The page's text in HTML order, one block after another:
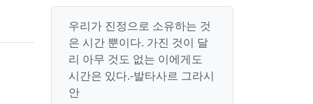
우리가 진정으로 소유하는 것
은 시간 뿐이다. 가진 것이 달
리 아무 것도 없는 이에게도
시간은 있다.-발타사르 그라시
안